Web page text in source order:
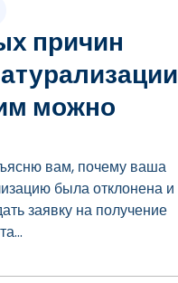
п
р
о
причин
можно
вам, почему ваша
была отклонена и
заявку на получение